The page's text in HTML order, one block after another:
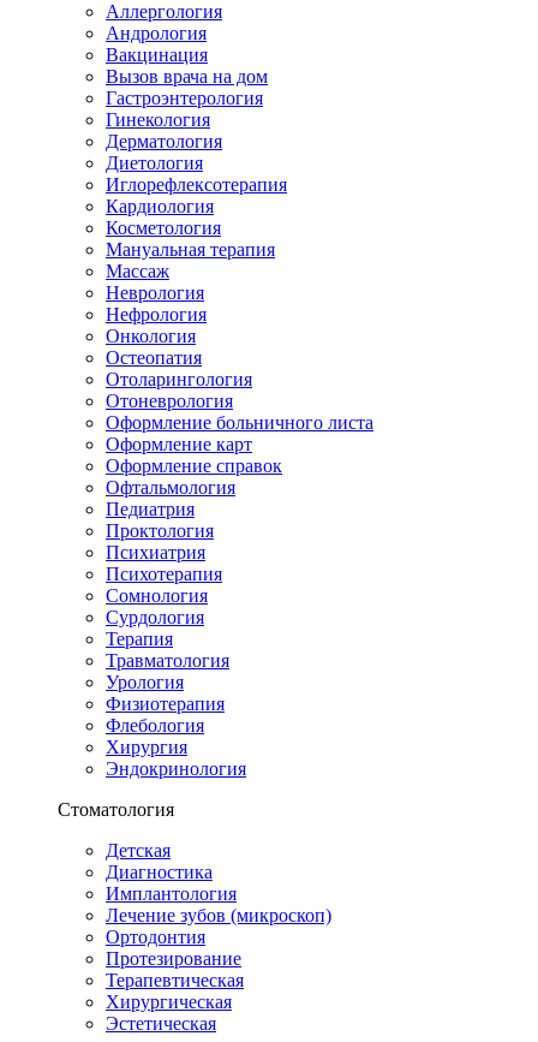
Аллергология
Андрология
Вакцинация
Вызов врача на дом
Гастроэнтерология
Гинекология
Дерматология
Диетология
Иглорефлексотерапия
Кардиология
Косметология
Мануальная терапия
Массаж
Неврология
Нефрология
Онкология
Остеопатия
Отоларингология
Отоневрология
Оформление больничного листа
Оформление карт
Оформление справок
Офтальмология
Педиатрия
Проктология
Психиатрия
Психотерапия
Сомнология
Сурдология
Терапия
Травматология
Урология
Физиотерапия
Флебология
Хирургия
Эндокринология
Стоматология
Детская
Диагностика
Имплантология
Лечение зубов (микроскоп)
Ортодонтия
Протезирование
Терапевтическая
Хирургическая
Эстетическая